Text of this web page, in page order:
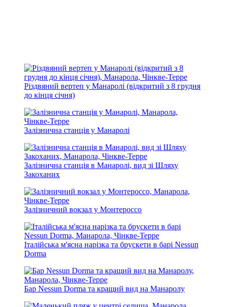
Різдвяний вертеп у Манаролі (відкритий з 8 грудня
до кінця січня)
Залізнична станція у Манаролі
Залізнична станція в Манаролі, вид зі Шляху
Закоханих
Залізничний вокзал у Монтероссо
Італійська м'ясна нарізка та брускети в барі Nessun
Dorma
Бар Nessun Dorma та кращий вид на Манаролу